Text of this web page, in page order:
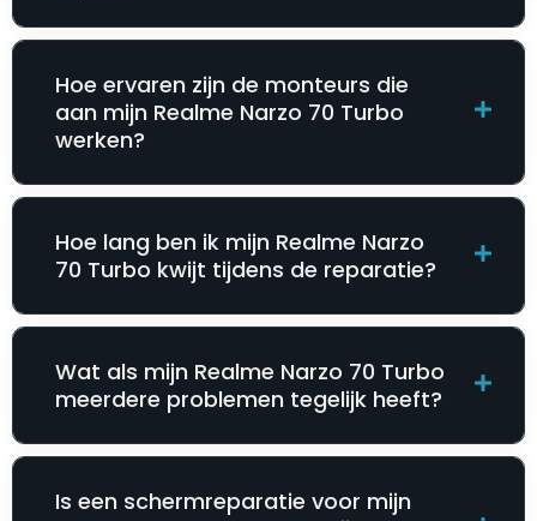
Hoe ervaren zijn de monteurs die
aan mijn Realme Narzo 70 Turbo
werken?
Hoe lang ben ik mijn Realme Narzo
70 Turbo kwijt tijdens de reparatie?
Wat als mijn Realme Narzo 70 Turbo
meerdere problemen tegelijk heeft?
Is een schermreparatie voor mijn